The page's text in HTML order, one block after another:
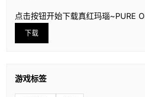
点击按钮开始下载真红玛瑙~PURE
下载
游戏标签